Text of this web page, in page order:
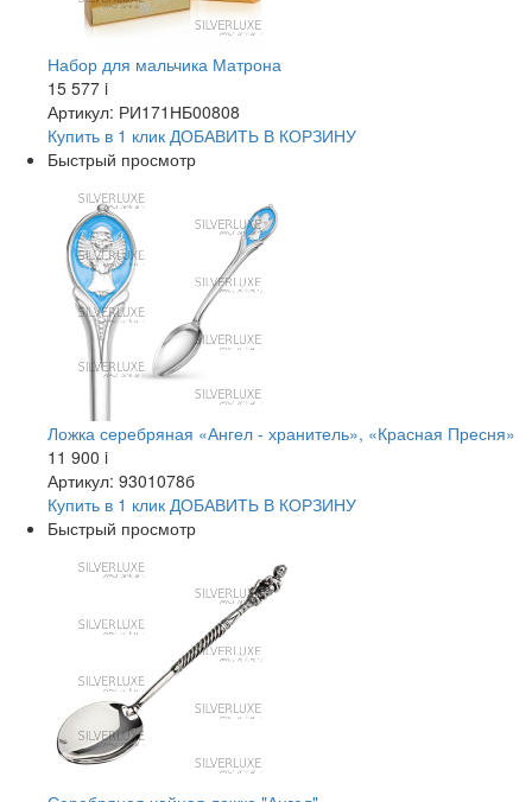
Набор для мальчика Матрона
15 577 i
Артикул: РИ171НБ00808
Купить в 1 клик ДОБАВИТЬ В КОРЗИНУ
Быстрый просмотр
Ложка серебряная «Ангел - хранитель», «Красная Пресня»
11 900 i
Артикул: 9301078б
Купить в 1 клик ДОБАВИТЬ В КОРЗИНУ
Быстрый просмотр